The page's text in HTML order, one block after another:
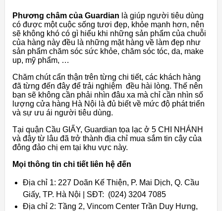
Phương châm của Guardian là giúp người tiêu dùng
có được một cuộc sống tươi đẹp, khỏe mạnh hơn, nên
sẽ không khó có gì hiểu khi những sản phẩm của chuỗi
của hàng này đều là những mặt hàng về làm đẹp như
sản phẩm chăm sóc sức khỏe, chăm sóc tóc, da, make
up, mỹ phẩm, …
Chăm chút cẩn thận trên từng chi tiết, các khách hàng
đã từng đến đây để trải nghiệm đều hài lòng. Thế nên
bạn sẽ không cần phải nhìn đâu xa mà chỉ cần nhìn số
lượng cửa hàng Hà Nội là đủ biết về mức độ phát triển
và sự ưu ái người tiêu dùng.
Tại quận Cầu GIẤY, Guardian tọa lạc ở 5 CHI NHÁNH
và đây từ lâu đã trở thành địa chỉ mua sắm tin cậy của
đông đảo chị em tại khu vực này.
Mọi thông tin chi tiết liên hệ đến
Địa chỉ 1: 227 Doãn Kế Thiện, P. Mai Dịch, Q. Cầu
Giấy, TP. Hà Nội | SĐT: (024) 3204 7085
Địa chỉ 2: Tầng 2, Vincom Center Trần Duy Hưng,